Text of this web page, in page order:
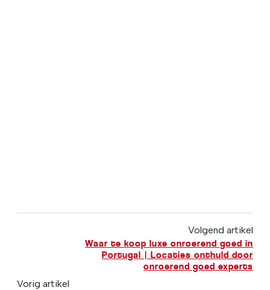
Volgend artikel
Waar te koop luxe onroerend goed in
Portugal | Locaties onthuld door
onroerend goed experts
Vorig artikel